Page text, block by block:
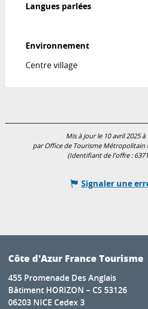
Langues parlées
Langues parlées
Environnement
Environnement
Centre village
Mis à jour le 10 avril 2025 à
par Office de Tourisme Métropolitain
(Identifiant de l'offre :
Signaler une
Côte d'Azur France Tourisme
455 Promenade Des Anglais
Bâtiment HORIZON – CS 53126
06203 NICE Cedex 3